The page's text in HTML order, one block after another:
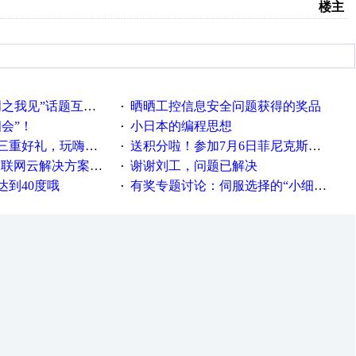
楼主
互动获奖名单发布公告 ·
晒晒工控信息安全问题获得的奖品
”！
· 小日本的编程思想
礼，玩嗨夏日！
· 送积分啦！参加7月6日菲尼克斯在线研讨会即得
解决方案实践及应用
· 谢谢刘工，问题已解决
到40度哦
· 有奖专题讨论：伺服选择的“小细节大学问”奖励公告